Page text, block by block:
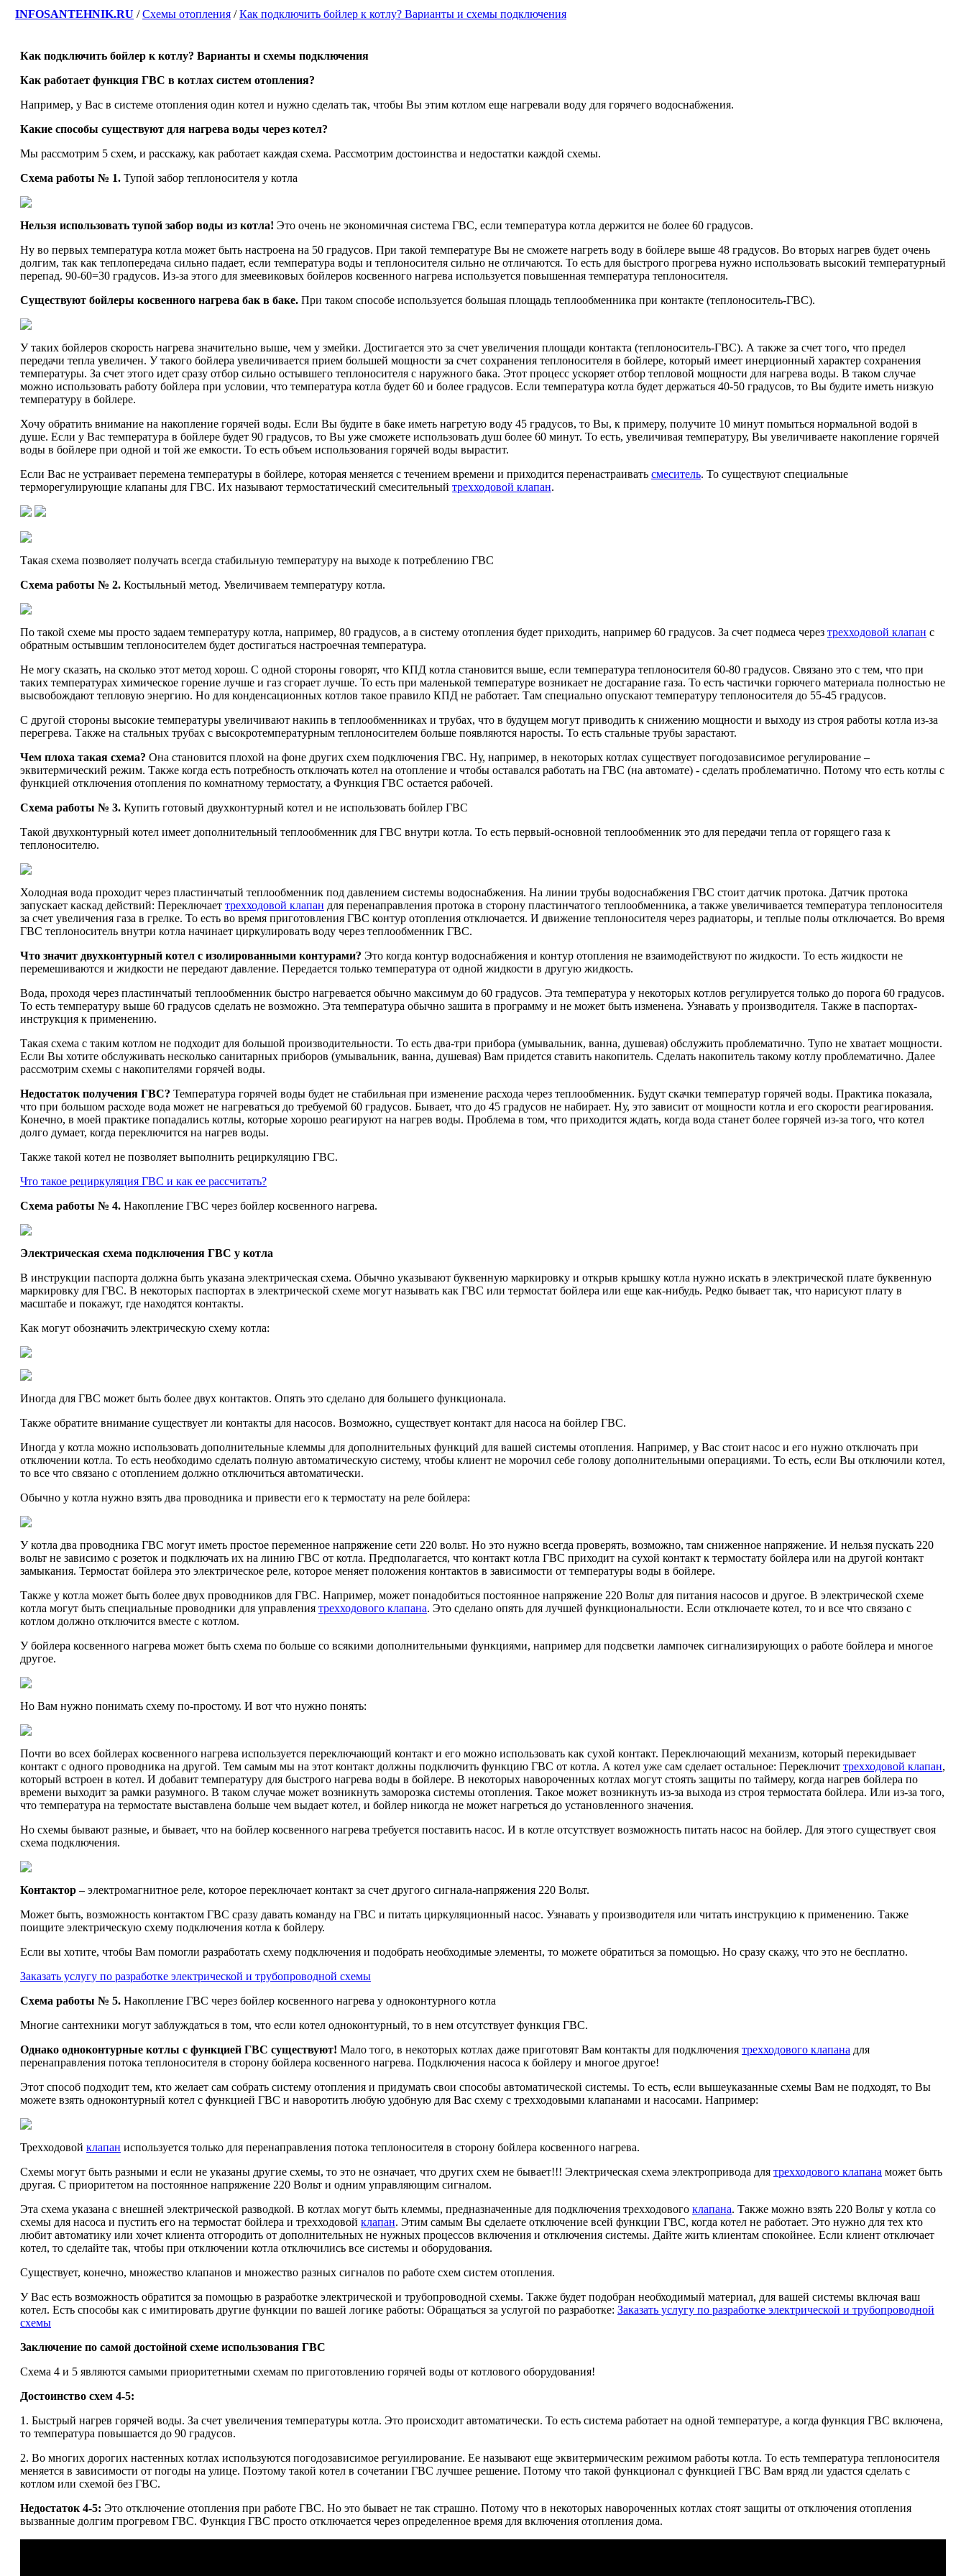
INFOSANTEHNIK.RU /Схемы отопления /Как подключить бойлер к котлу? Варианты и схемы подключения
Как подключить бойлер к котлу? Варианты и схемы подключения
Как работает функция ГВС в котлах систем отопления?
Например, у Вас в системе отопления один котел и нужно сделать так, чтобы Вы этим котлом еще нагревали воду для горячего водоснабжения.
Какие способы существуют для нагрева воды через котел?
Мы рассмотрим 5 схем, и расскажу, как работает каждая схема. Рассмотрим достоинства и недостатки каждой схемы.
Схема работы № 1. Тупой забор теплоносителя у котла
Нельзя использовать тупой забор воды из котла! Это очень не экономичная система ГВС, если температура котла держится не более 60 градусов.
Ну во первых температура котла может быть настроена на 50 градусов. При такой температуре Вы не сможете нагреть воду в бойлере выше 48 градусов. Во вторых нагрев будет очень
долгим, так как теплопередача сильно падает, если температура воды и теплоносителя сильно не отличаются. То есть для быстрого прогрева нужно использовать высокий температурный
перепад. 90-60=30 градусов. Из-за этого для змеевиковых бойлеров косвенного нагрева используется повышенная температура теплоносителя.
Существуют бойлеры косвенного нагрева бак в баке. При таком способе используется большая площадь теплообменника при контакте (теплоноситель-ГВС).
У таких бойлеров скорость нагрева значительно выше, чем у змейки. Достигается это за счет увеличения площади контакта (теплоноситель-ГВС). А также за счет того, что предел
передачи тепла увеличен. У такого бойлера увеличивается прием большей мощности за счет сохранения теплоносителя в бойлере, который имеет инерционный характер сохранения
температуры. За счет этого идет сразу отбор сильно остывшего теплоносителя с наружного бака. Этот процесс ускоряет отбор тепловой мощности для нагрева воды. В таком случае
можно использовать работу бойлера при условии, что температура котла будет 60 и более градусов. Если температура котла будет держаться 40-50 градусов, то Вы будите иметь низкую
температуру в бойлере.
Хочу обратить внимание на накопление горячей воды. Если Вы будите в баке иметь нагретую воду 45 градусов, то Вы, к примеру, получите 10 минут помыться нормальной водой в
душе. Если у Вас температура в бойлере будет 90 градусов, то Вы уже сможете использовать душ более 60 минут. То есть, увеличивая температуру, Вы увеличиваете накопление горячей
воды в бойлере при одной и той же емкости. То есть объем использования горячей воды вырастит.
Если Вас не устраивает перемена температуры в бойлере, которая меняется с течением времени и приходится перенастраивать смеситель. То существуют специальные
терморегулирующие клапаны для ГВС. Их называют термостатический смесительный трехходовой клапан.
Такая схема позволяет получать всегда стабильную температуру на выходе к потреблению ГВС
Схема работы № 2. Костыльный метод. Увеличиваем температуру котла.
По такой схеме мы просто задаем температуру котла, например, 80 градусов, а в систему отопления будет приходить, например 60 градусов. За счет подмеса через трехходовой клапан с
обратным остывшим теплоносителем будет достигаться настроечная температура.
Не могу сказать, на сколько этот метод хорош. С одной стороны говорят, что КПД котла становится выше, если температура теплоносителя 60-80 градусов. Связано это с тем, что при
таких температурах химическое горение лучше и газ сгорает лучше. То есть при маленькой температуре возникает не досгарание газа. То есть частички горючего материала полностью не
высвобождают тепловую энергию. Но для конденсационных котлов такое правило КПД не работает. Там специально опускают температуру теплоносителя до 55-45 градусов.
С другой стороны высокие температуры увеличивают накипь в теплообменниках и трубах, что в будущем могут приводить к снижению мощности и выходу из строя работы котла из-за
перегрева. Также на стальных трубах с высокротемпературным теплоносителем больше появляются наросты. То есть стальные трубы зарастают.
Чем плоха такая схема? Она становится плохой на фоне других схем подключения ГВС. Ну, например, в некоторых котлах существует погодозависимое регулирование –
эквитермический режим. Также когда есть потребность отключать котел на отопление и чтобы оставался работать на ГВС (на автомате) - сделать проблематично. Потому что есть котлы с
функцией отключения отопления по комнатному термостату, а Функция ГВС остается рабочей.
Схема работы № 3. Купить готовый двухконтурный котел и не использовать бойлер ГВС
Такой двухконтурный котел имеет дополнительный теплообменник для ГВС внутри котла. То есть первый-основной теплообменник это для передачи тепла от горящего газа к
теплоносителю.
Холодная вода проходит через пластинчатый теплообменник под давлением системы водоснабжения. На линии трубы водоснабжения ГВС стоит датчик протока. Датчик протока
запускает каскад действий: Переключает трехходовой клапан для перенаправления протока в сторону пластинчатого теплообменника, а также увеличивается температура теплоносителя
за счет увеличения газа в грелке. То есть во время приготовления ГВС контур отопления отключается. И движение теплоносителя через радиаторы, и теплые полы отключается. Во время
ГВС теплоноситель внутри котла начинает циркулировать воду через теплообменник ГВС.
Что значит двухконтурный котел с изолированными контурами? Это когда контур водоснабжения и контур отопления не взаимодействуют по жидкости. То есть жидкости не
перемешиваются и жидкости не передают давление. Передается только температура от одной жидкости в другую жидкость.
Вода, проходя через пластинчатый теплообменник быстро нагревается обычно максимум до 60 градусов. Эта температура у некоторых котлов регулируется только до порога 60 градусов.
То есть температуру выше 60 градусов сделать не возможно. Эта температура обычно зашита в программу и не может быть изменена. Узнавать у производителя. Также в паспортах-
инструкция к применению.
Такая схема с таким котлом не подходит для большой производительности. То есть два-три прибора (умывальник, ванна, душевая) обслужить проблематично. Тупо не хватает мощности.
Если Вы хотите обслуживать несколько санитарных приборов (умывальник, ванна, душевая) Вам придется ставить накопитель. Сделать накопитель такому котлу проблематично. Далее
рассмотрим схемы с накопителями горячей воды.
Недостаток получения ГВС? Температура горячей воды будет не стабильная при изменение расхода через теплообменник. Будут скачки температур горячей воды. Практика показала,
что при большом расходе вода может не нагреваться до требуемой 60 градусов. Бывает, что до 45 градусов не набирает. Ну, это зависит от мощности котла и его скорости реагирования.
Конечно, в моей практике попадались котлы, которые хорошо реагируют на нагрев воды. Проблема в том, что приходится ждать, когда вода станет более горячей из-за того, что котел
долго думает, когда переключится на нагрев воды.
Также такой котел не позволяет выполнить рециркуляцию ГВС.
Что такое рециркуляция ГВС и как ее рассчитать?
Схема работы № 4. Накопление ГВС через бойлер косвенного нагрева.
Электрическая схема подключения ГВС у котла
В инструкции паспорта должна быть указана электрическая схема. Обычно указывают буквенную маркировку и открыв крышку котла нужно искать в электрической плате буквенную
маркировку для ГВС. В некоторых паспортах в электрической схеме могут называть как ГВС или термостат бойлера или еще как-нибудь. Редко бывает так, что нарисуют плату в
масштабе и покажут, где находятся контакты.
Как могут обозначить электрическую схему котла:
Иногда для ГВС может быть более двух контактов. Опять это сделано для большего функционала.
Также обратите внимание существует ли контакты для насосов. Возможно, существует контакт для насоса на бойлер ГВС.
Иногда у котла можно использовать дополнительные клеммы для дополнительных функций для вашей системы отопления. Например, у Вас стоит насос и его нужно отключать при
отключении котла. То есть необходимо сделать полную автоматическую систему, чтобы клиент не морочил себе голову дополнительными операциями. То есть, если Вы отключили котел,
то все что связано с отоплением должно отключиться автоматически.
Обычно у котла нужно взять два проводника и привести его к термостату на реле бойлера:
У котла два проводника ГВС могут иметь простое переменное напряжение сети 220 вольт. Но это нужно всегда проверять, возможно, там сниженное напряжение. И нельзя пускать 220
вольт не зависимо с розеток и подключать их на линию ГВС от котла. Предполагается, что контакт котла ГВС приходит на сухой контакт к термостату бойлера или на другой контакт
замыкания. Термостат бойлера это электрическое реле, которое меняет положения контактов в зависимости от температуры воды в бойлере.
Также у котла может быть более двух проводников для ГВС. Например, может понадобиться постоянное напряжение 220 Вольт для питания насосов и другое. В электрической схеме
котла могут быть специальные проводники для управления трехходового клапана. Это сделано опять для лучшей функциональности. Если отключаете котел, то и все что связано с
котлом должно отключится вместе с котлом.
У бойлера косвенного нагрева может быть схема по больше со всякими дополнительными функциями, например для подсветки лампочек сигнализирующих о работе бойлера и многое
другое.
Но Вам нужно понимать схему по-простому. И вот что нужно понять:
Почти во всех бойлерах косвенного нагрева используется переключающий контакт и его можно использовать как сухой контакт. Переключающий механизм, который перекидывает
контакт с одного проводника на другой. Тем самым мы на этот контакт должны подключить функцию ГВС от котла. А котел уже сам сделает остальное: Переключит трехходовой клапан,
который встроен в котел. И добавит температуру для быстрого нагрева воды в бойлере. В некоторых навороченных котлах могут стоять защиты по таймеру, когда нагрев бойлера по
времени выходит за рамки разумного. В таком случае может возникнуть заморозка системы отопления. Такое может возникнуть из-за выхода из строя термостата бойлера. Или из-за того,
что температура на термостате выставлена больше чем выдает котел, и бойлер никогда не может нагреться до установленного значения.
Но схемы бывают разные, и бывает, что на бойлер косвенного нагрева требуется поставить насос. И в котле отсутствует возможность питать насос на бойлер. Для этого существует своя
схема подключения.
Контактор – электромагнитное реле, которое переключает контакт за счет другого сигнала-напряжения 220 Вольт.
Может быть, возможность контактом ГВС сразу давать команду на ГВС и питать циркуляционный насос. Узнавать у производителя или читать инструкцию к применению. Также
поищите электрическую схему подключения котла к бойлеру.
Если вы хотите, чтобы Вам помогли разработать схему подключения и подобрать необходимые элементы, то можете обратиться за помощью. Но сразу скажу, что это не бесплатно.
Заказать услугу по разработке электрической и трубопроводной схемы
Схема работы № 5. Накопление ГВС через бойлер косвенного нагрева у одноконтурного котла
Многие сантехники могут заблуждаться в том, что если котел одноконтурный, то в нем отсутствует функция ГВС.
Однако одноконтурные котлы с функцией ГВС существуют! Мало того, в некоторых котлах даже приготовят Вам контакты для подключения трехходового клапана для
перенаправления потока теплоносителя в сторону бойлера косвенного нагрева. Подключения насоса к бойлеру и многое другое!
Этот способ подходит тем, кто желает сам собрать систему отопления и придумать свои способы автоматической системы. То есть, если вышеуказанные схемы Вам не подходят, то Вы
можете взять одноконтурный котел с функцией ГВС и наворотить любую удобную для Вас схему с трехходовыми клапанами и насосами. Например:
Трехходовой клапан используется только для перенаправления потока теплоносителя в сторону бойлера косвенного нагрева.
Схемы могут быть разными и если не указаны другие схемы, то это не означает, что других схем не бывает!!! Электрическая схема электропривода для трехходового клапана может быть
другая. С приоритетом на постоянное напряжение 220 Вольт и одним управляющим сигналом.
Эта схема указана с внешней электрической разводкой. В котлах могут быть клеммы, предназначенные для подключения трехходового клапана. Также можно взять 220 Вольт у котла со
схемы для насоса и пустить его на термостат бойлера и трехходовой клапан. Этим самым Вы сделаете отключение всей функции ГВС, когда котел не работает. Это нужно для тех кто
любит автоматику или хочет клиента отгородить от дополнительных не нужных процессов включения и отключения системы. Дайте жить клиентам спокойнее. Если клиент отключает
котел, то сделайте так, чтобы при отключении котла отключились все системы и оборудования.
Существует, конечно, множество клапанов и множество разных сигналов по работе схем систем отопления.
У Вас есть возможность обратится за помощью в разработке электрической и трубопроводной схемы. Также будет подобран необходимый материал, для вашей системы включая ваш
котел. Есть способы как с имитировать другие функции по вашей логике работы: Обращаться за услугой по разработке: Заказать услугу по разработке электрической и трубопроводной
схемы
Заключение по самой достойной схеме использования ГВС
Схема 4 и 5 являются самыми приоритетными схемам по приготовлению горячей воды от котлового оборудования!
Достоинство схем 4-5:
1. Быстрый нагрев горячей воды. За счет увеличения температуры котла. Это происходит автоматически. То есть система работает на одной температуре, а когда функция ГВС включена,
то температура повышается до 90 градусов.
2. Во многих дорогих настенных котлах используются погодозависимое регуилирование. Ее называют еще эквитермическим режимом работы котла. То есть температура теплоносителя
меняется в зависимости от погоды на улице. Поэтому такой котел в сочетании ГВС лучшее решение. Потому что такой функционал с функцией ГВС Вам вряд ли удастся сделать с
котлом или схемой без ГВС.
Недостаток 4-5: Это отключение отопления при работе ГВС. Но это бывает не так страшно. Потому что в некоторых навороченных котлах стоят защиты от отключения отопления
вызванные долгим прогревом ГВС. Функция ГВС просто отключается через определенное время для включения отопления дома.